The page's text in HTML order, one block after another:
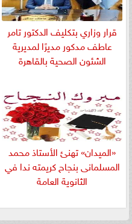
قرار وزاري بتكليف الدكتور تامر
عاطف مدكور مديرًا لمديرية
الشئون الصحية بالقاهرة
«الميدان» تهنئ الأستاذ محمد
المسلمانى بنجاح كريمته ندا في
الثانوية العامة